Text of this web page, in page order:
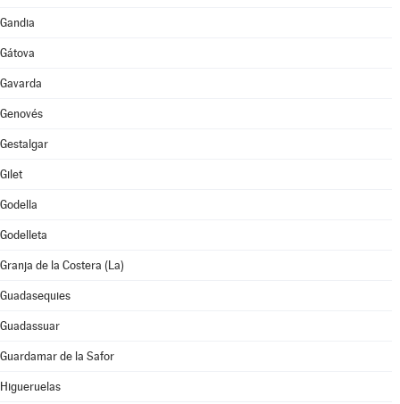
Gandia
Gátova
Gavarda
Genovés
Gestalgar
Gilet
Godella
Godelleta
Granja de la Costera (La)
Guadasequies
Guadassuar
Guardamar de la Safor
Higueruelas